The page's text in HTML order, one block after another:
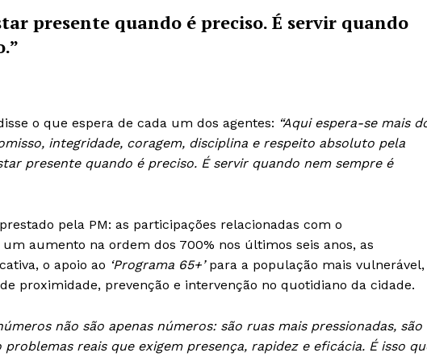
presente quando é preciso. É servir quando
o que espera de cada um dos agentes: “Aqui espera-se mais
integridade, coragem, disciplina e respeito absoluto pela
presente quando é preciso. É servir quando nem sempre é
pela PM: as participações relacionadas com o
aumento na ordem dos 700% nos últimos seis anos, as
o apoio ao ‘Programa 65+’para a população mais vulnerável,
proximidade, prevenção e intervenção no quotidiano da cidade.
não são apenas números: são ruas mais pressionadas, são
reais que exigem presença, rapidez e eficácia. É isso